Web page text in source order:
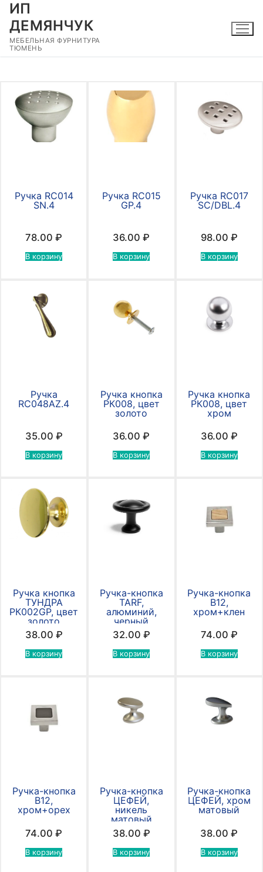
Перейти
содержимому
ИП
ДЕМЯНЧУК
МЕБЕЛЬНАЯ ФУРНИТУРА
ТЮМЕНЬ
Ручка RC014
SN.4
78.00₽
В корзину
Ручка RC015
GP.4
36.00₽
В корзину
Ручка RC017
SC/DBL.4
98.00 ₽
В корзину
Ручка
RC048AZ.4
35.00 ₽
В корзину
Ручка кнопка
РК008, цвет
золото
36.00₽
В корзину
Ручка кнопка
РК008, цвет
хром
36.00 ₽
В корзину
Ручка кнопка
ТУНДРА
РК002GP, цвет
золото
38.00 ₽
В корзину
Ручка-кнопка
TARF,
алюминий,
черный
матовый
32.00 ₽
В корзину
Ручка-кнопка
В12,
хром+клен
74.00 ₽
В корзину
Ручка-кнопка
В12,
хром+орех
74.00₽
В корзину
Ручка-кнопка
ЦЕФЕЙ,
никель
матовый
38.00 ₽
В корзину
Ручка-кнопка
ЦЕФЕЙ, хром
матовый
38.00₽
В корзину